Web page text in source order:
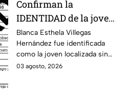
Confirman la
IDENTIDAD de la joven
hallada s1n v1da en
Celaya, Guanajuato;
llevaba dos días
desaparecida
Blanca Esthela Villegas
Hernández fue identificada
como la joven localizada sin
vida en Celaya, Guanajuato,
03 agosto, 2026